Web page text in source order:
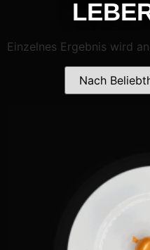
Einzelnes Ergebnis wird